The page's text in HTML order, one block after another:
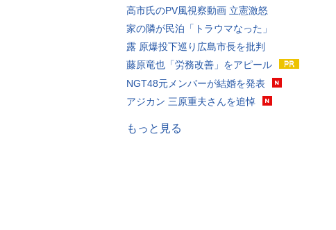
高市氏のPV風視察動画 立憲激怒
家の隣が民泊「トラウマなった」
露 原爆投下巡り広島市長を批判
藤原竜也「労務改善」をアピール
NGT48元メンバーが結婚を発表
アジカン 三原重夫さんを追悼
もっと見る